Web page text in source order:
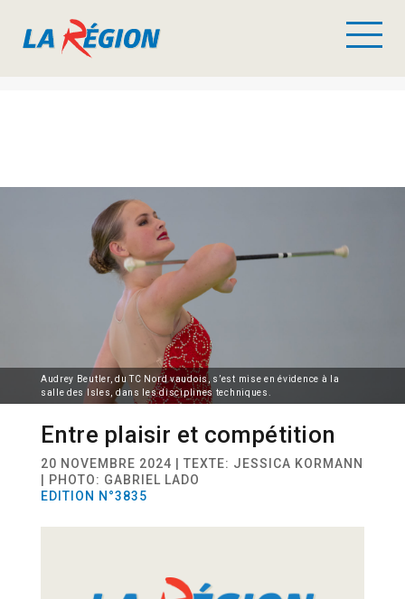
Audrey Beutler, du TC Nord vaudois, s’est mise en évidence à la
salle des Isles, dans les disciplines techniques.
Entre plaisir et compétition
20 NOVEMBRE 2024 | TEXTE: JESSICA KORMANN
| PHOTO: GABRIEL LADO
EDITION N°3835